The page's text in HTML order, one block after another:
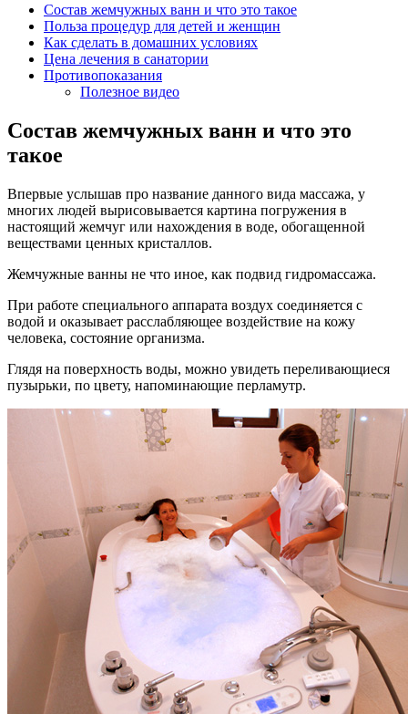
Состав жемчужных ванн и что это такое
Польза процедур для детей и женщин
Как сделать в домашних условиях
Цена лечения в санатории
Противопоказания
Полезное видео
Состав жемчужных ванн и что это
такое
Впервые услышав про название данного вида массажа, у
многих людей вырисовывается картина погружения в
настоящий жемчуг или нахождения в воде, обогащенной
веществами ценных кристаллов.
Жемчужные ванны не что иное, как подвид гидромассажа.
При работе специального аппарата воздух соединяется с
водой и оказывает расслабляющее воздействие на кожу
человека, состояние организма.
Глядя на поверхность воды, можно увидеть переливающиеся
пузырьки, по цвету, напоминающие перламутр.